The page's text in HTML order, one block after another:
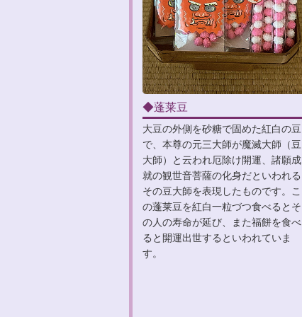
◆蓬莱豆
大豆の外側を砂糖で固めた紅白の豆
で、本尊の元三大師が魔滅大師（豆
大師）と云われ厄除け開運、諸願成
就の観世音菩薩の化身だといわれる
その豆大師を表現したものです。こ
の蓬莱豆を紅白一粒づつ食べるとそ
の人の寿命が延び、また福餅を食べ
ると開運出世するといわれていま
す。